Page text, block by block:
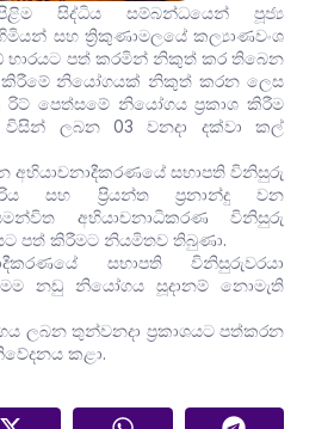
සිද්ධිය සම්බන්ධයෙන් පූජ්‍ය
සහ ත්‍රිකුණාමලයේ කල්‍යාණවංශ
භාරයට පත් කරමින් නිකුත් කර තිබෙන
නියෝගයක් නිකුත් කරන ලෙස
රිට් පෙත්සමේ නියෝගය ප්‍රකාශ කිරීම
විසින් ලබන 03 වනදා දක්වා කල්
අභියාචනාදීකරණයේ සභාපති විනිසුරු
සහ ප්‍රියන්ත ප්‍රනාන්දු වන
අභියාචනාධිකරණ විනිසුරු
පත් කිරීමට නියමිතව තිබුණා.
සභාපති විනිසුරුවරයා
නඩු නියෝගය සූදානම් නොමැති
ලබන තුන්වනදා ප්‍රකාශයට පත්කරන
කළා.